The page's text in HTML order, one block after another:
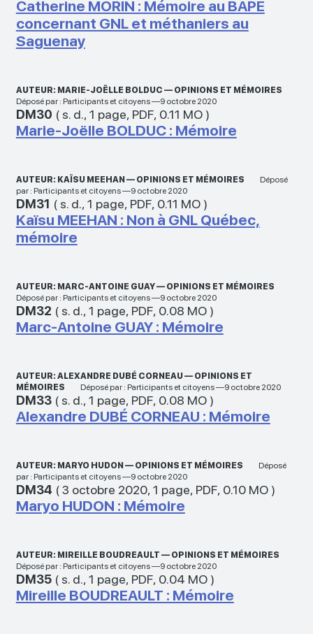
Catherine MORIN : Mémoire au BAPE
concernant GNL et méthaniers au
Saguenay
AUTEUR: MARIE-JOËLLE BOLDUC — OPINIONS ET MÉMOIRES
Déposé par : Participants et citoyens —9 octobre 2020
DM30 ( s. d., 1 page, PDF, 0.11 MO)
Marie-Joëlle BOLDUC : Mémoire
AUTEUR: KAÏSU MEEHAN — OPINIONS ET MÉMOIRES
Déposé
par : Participants et citoyens —9 octobre 2020
DM31 ( s. d., 1 page, PDF, 0.11 MO)
Kaïsu MEEHAN : Non à GNL Québec,
mémoire
AUTEUR: MARC-ANTOINE GUAY — OPINIONS ET MÉMOIRES
Déposé par : Participants et citoyens —9 octobre 2020
DM32 ( s. d., 1 page, PDF, 0.08 MO)
Marc-Antoine GUAY : Mémoire
AUTEUR: ALEXANDRE DUBÉ CORNEAU — OPINIONS ET
MÉMOIRES
Déposé par : Participants et citoyens —9 octobre 2020
DM33( s. d., 1 page, PDF, 0.08 MO)
Alexandre DUBÉ CORNEAU : Mémoire
AUTEUR: MARYO HUDON — OPINIONS ET MÉMOIRES
Déposé
par : Participants et citoyens —9 octobre 2020
DM34 (3 octobre 2020, 1 page, PDF, 0.10 MO)
Maryo HUDON : Mémoire
AUTEUR: MIREILLE BOUDREAULT — OPINIONS ET MÉMOIRES
Déposé par : Participants et citoyens —9 octobre 2020
DM35( s. d., 1 page, PDF, 0.04 MO)
Mireille BOUDREAULT : Mémoire